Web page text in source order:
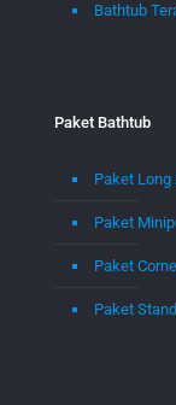
Bathtub
Paket Bathtub
Paket Long
Paket
Paket
Paket